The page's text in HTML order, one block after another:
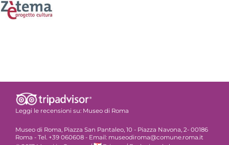
Leggi le recensioni su: Museo di Roma
Museo di Roma, Piazza San Pantaleo, 10 - Piazza Navona, 2- 00186
Roma - Tel. +39 060608 - Email: museodiroma@comune.roma.it